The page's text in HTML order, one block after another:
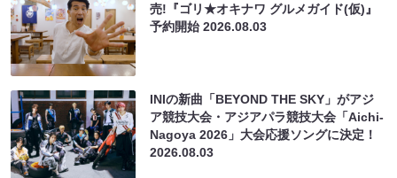
売!『ゴリ★オキナワ グルメガイド(仮)』
予約開始2026.08.03
INIの新曲「BEYOND THE SKY」がアジ
ア競技大会・アジアパラ競技大会「Aichi-
Nagoya 2026」大会応援ソングに決定！
2026.08.03